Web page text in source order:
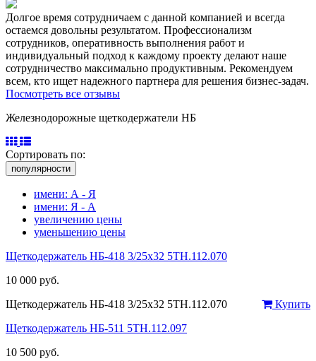
Долгое время сотрудничаем с данной компанией и всегда
остаемся довольны результатом. Профессионализм
сотрудников, оперативность выполнения работ и
индивидуальный подход к каждому проекту делают наше
сотрудничество максимально продуктивным. Рекомендуем
всем, кто ищет надежного партнера для решения бизнес-задач.
Посмотреть все отзывы
Железнодорожные щеткодержатели НБ
Сортировать по:
популярности
имени: А - Я
имени: Я - А
увеличению цены
уменьшению цены
Щеткодержатель НБ-418 3/25х32 5ТН.112.070
10 000 руб.
Купить
Щеткодержатель НБ-418 3/25х32 5ТН.112.070
Щеткодержатель НБ-511 5ТН.112.097
10 500 руб.